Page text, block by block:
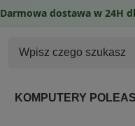
KOMPUTERY
Darmowa dostawa w 24H